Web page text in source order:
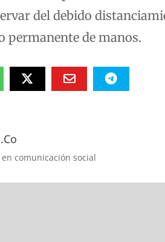
del debido
permanente de manos.